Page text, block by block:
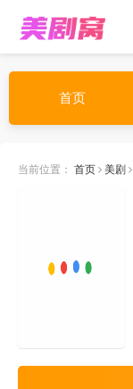
首页
当前位置： 首页 美剧